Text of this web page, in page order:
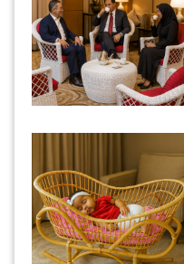
PERNIAGAAN(41)
KENDERAAN(6)
SUKAN/HOBI(2)
PERCUTIAN